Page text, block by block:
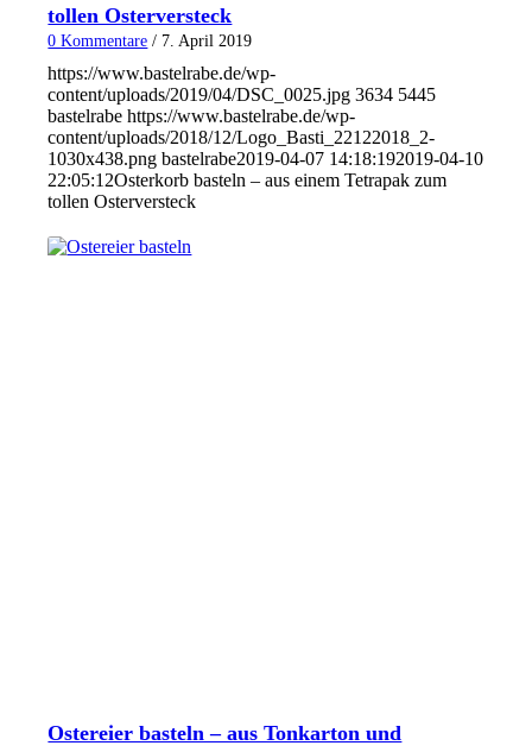
tollen Osterversteck
0 Kommentare / 7. April 2019
https://www.bastelrabe.de/wp-
content/uploads/2019/04/DSC_0025.jpg 3634 5445
bastelrabe https://www.bastelrabe.de/wp-
content/uploads/2018/12/Logo_Basti_22122018_2-
1030x438.png bastelrabe2019-04-07 14:18:192019-04-10
22:05:12Osterkorb basteln – aus einem Tetrapak zum
tollen Osterversteck
Ostereier basteln – aus Tonkarton und